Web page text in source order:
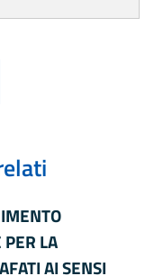
PER LA
AI SENSI